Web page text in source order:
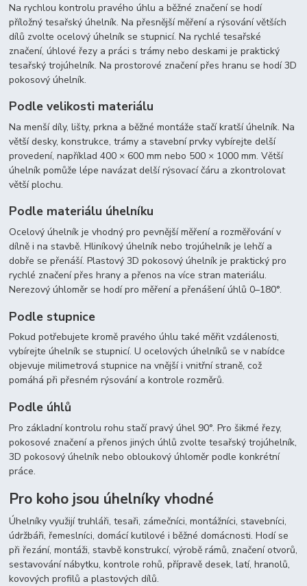
Na rychlou kontrolu pravého úhlu a běžné značení se hodí
příložný tesařský úhelník. Na přesnější měření a rýsování větších
dílů zvolte ocelový úhelník se stupnicí. Na rychlé tesařské
značení, úhlové řezy a práci s trámy nebo deskami je praktický
tesařský trojúhelník. Na prostorové značení přes hranu se hodí 3D
pokosový úhelník.
Podle velikosti materiálu
Na menší díly, lišty, prkna a běžné montáže stačí kratší úhelník. Na
větší desky, konstrukce, trámy a stavební prvky vybírejte delší
provedení, například 400 × 600 mm nebo 500 × 1000 mm. Větší
úhelník pomůže lépe navázat delší rýsovací čáru a zkontrolovat
větší plochu.
Podle materiálu úhelníku
Ocelový úhelník je vhodný pro pevnější měření a rozměřování v
dílně i na stavbě. Hliníkový úhelník nebo trojúhelník je lehčí a
dobře se přenáší. Plastový 3D pokosový úhelník je praktický pro
rychlé značení přes hrany a přenos na více stran materiálu.
Nerezový úhloměr se hodí pro měření a přenášení úhlů 0–180°.
Podle stupnice
Pokud potřebujete kromě pravého úhlu také měřit vzdálenosti,
vybírejte úhelník se stupnicí. U ocelových úhelníků se v nabídce
objevuje milimetrová stupnice na vnější i vnitřní straně, což
pomáhá při přesném rýsování a kontrole rozměrů.
Podle úhlů
Pro základní kontrolu rohu stačí pravý úhel 90°. Pro šikmé řezy,
pokosové značení a přenos jiných úhlů zvolte tesařský trojúhelník,
3D pokosový úhelník nebo obloukový úhloměr podle konkrétní
práce.
Pro koho jsou úhelníky vhodné
Úhelníky využijí truhláři, tesaři, zámečníci, montážníci, stavebníci,
údržbáři, řemeslníci, domácí kutilové i běžné domácnosti. Hodí se
při řezání, montáži, stavbě konstrukcí, výrobě rámů, značení otvorů,
sestavování nábytku, kontrole rohů, přípravě desek, latí, hranolů,
kovových profilů a plastových dílů.